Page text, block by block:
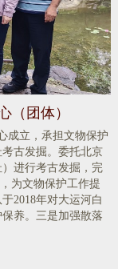
（团体）
成立，承担文物保护
古发掘。委托北京
进行考古发掘，完
为文物保护工作提
2018年对大运河白
养。三是加强散落